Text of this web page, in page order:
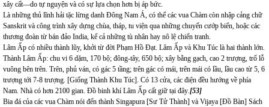
xây cất—do tự nguyện và có sự lựa chọn hơn bị áp bức.
Là những thủ lĩnh hải tặc lừng danh Đông Nam Á, có thể các vua Chàm còn nhập cảng chữ
Sanskrit và công trình xây dựng chùa, tháp, tu viện qua những chuyến cướp biển, hoặc các
thương đoàn từ bán đảo India, kể cả những tù nhân hay nô lệ chiến tranh.
Lâm Ấp có nhiều thành lũy, khởi từ đời Phạm Hồ Đạt. Lâm Ấp và Khu Túc là hai thành lớn.
Thành Lâm Ấp: chu vi 6 dặm, 170 bộ; đông-tây, 650 bộ; xây bằng gạch, cao 2 trượng, trổ lỗ
vuông bên trên. Trên, phủ ván, có gác 5 tầng; trên gác có mái, trên mái có lầu, lầu cao từ 5, 6
trượng tới 7-8 trượng. [Giống Thành Khu Túc]. Có 13 cửa, các điện đều hướng về phía
Nam. Nhà có hơn 2100 gian. Đồ binh khí Lâm Ấp cất giữ tại đây.[53]
Bia đá của các vua Chàm nói đến thành Singapura [Sư Tử Thành] và Vijaya [Đồ Bàn] Sách